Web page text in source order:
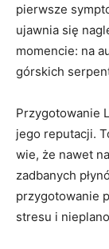
pierwsze
ujawnia się
momencie: na
górskich
Przygotowanie
jego reputacji.
wie, że nawet
zadbanych
przygotowanie
stresu i